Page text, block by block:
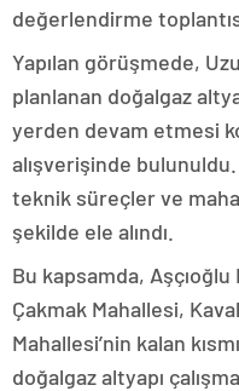
değerlendirme
Yapılan görüşmede,
planlanan doğalgaz
yerden devam etmesi
alışverişinde bulunuldu.
teknik süreçler ve
şekilde ele alındı.
Bu kapsamda,
Çakmak Mahallesi,
Mahallesi’nin kalan
doğalgaz altyapı